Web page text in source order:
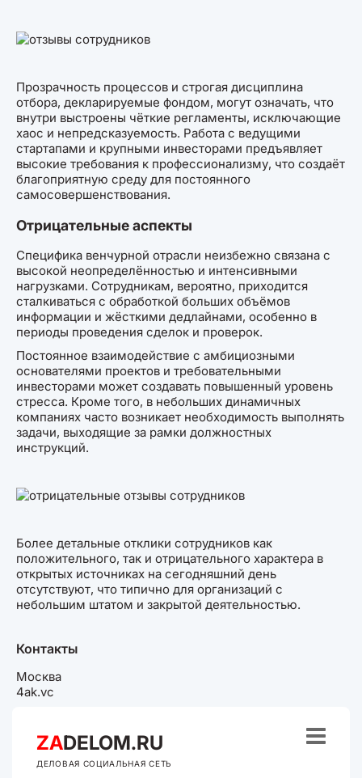
Прозрачность процессов и строгая дисциплина
отбора, декларируемые фондом, могут означать, что
внутри выстроены чёткие регламенты, исключающие
хаос и непредсказуемость. Работа с ведущими
стартапами и крупными инвесторами предъявляет
высокие требования к профессионализму, что создаёт
благоприятную среду для постоянного
самосовершенствования.
Отрицательные аспекты
Специфика венчурной отрасли неизбежно связана с
высокой неопределённостью и интенсивными
нагрузками. Сотрудникам, вероятно, приходится
сталкиваться с обработкой больших объёмов
информации и жёсткими дедлайнами, особенно в
периоды проведения сделок и проверок.
Постоянное взаимодействие с амбициозными
основателями проектов и требовательными
инвесторами может создавать повышенный уровень
стресса. Кроме того, в небольших динамичных
компаниях часто возникает необходимость выполнять
задачи, выходящие за рамки должностных
инструкций.
Более детальные отклики сотрудников как
положительного, так и отрицательного характера в
открытых источниках на сегодняшний день
отсутствуют, что типично для организаций с
небольшим штатом и закрытой деятельностью.
Контакты
Москва
4ak.vc
ZADELOM.RU
ДЕЛОВАЯ СОЦИАЛЬНАЯ СЕТЬ
